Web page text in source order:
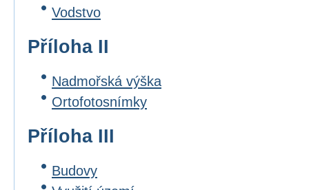
Vodstvo
Příloha II
Nadmořská výška
Ortofotosnímky
Příloha III
Budovy